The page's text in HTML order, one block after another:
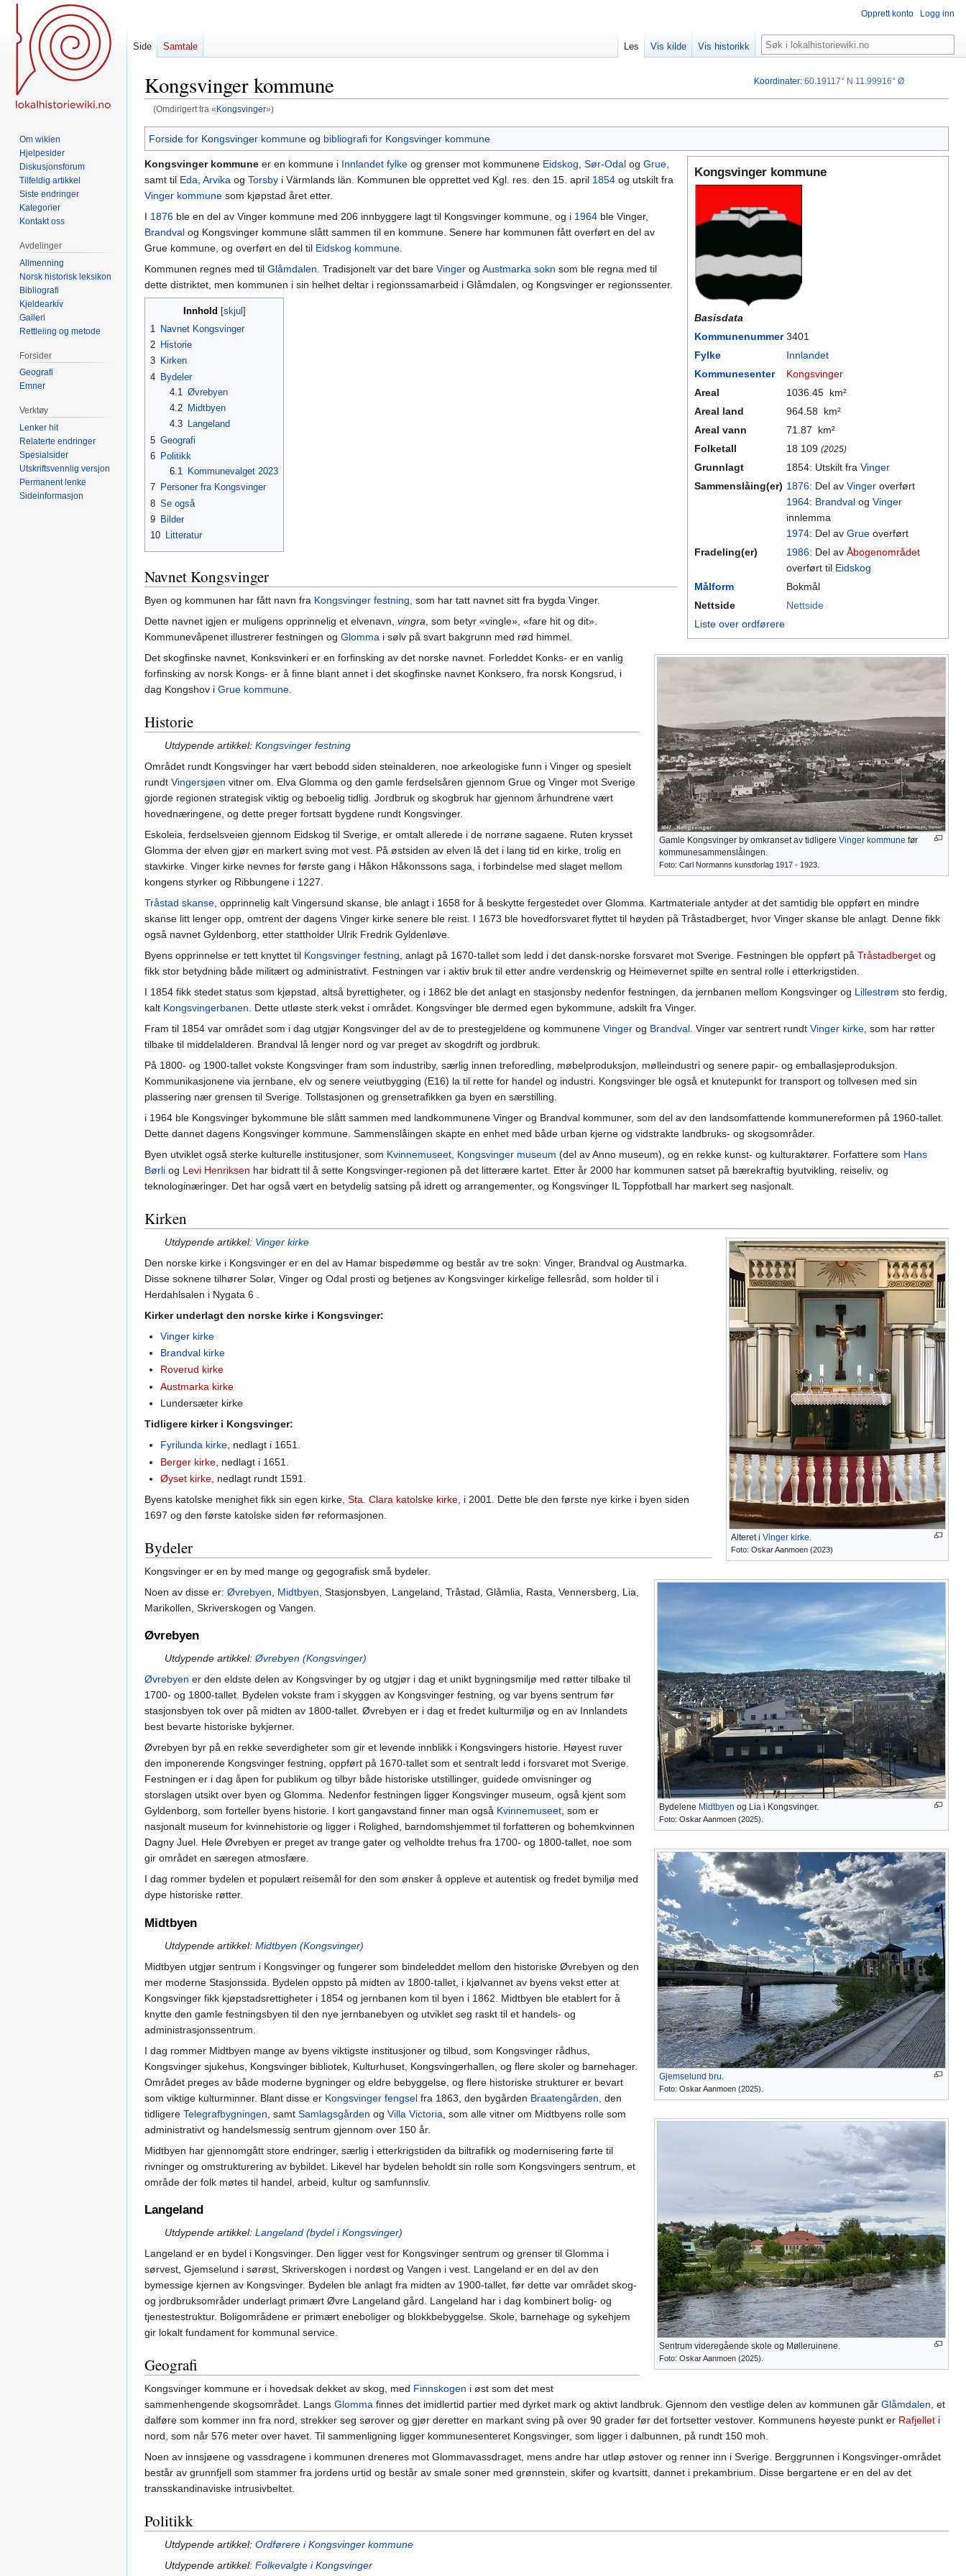
Kongsvinger kommune
(Omdirigert fra « Kongsvinger»)
Hopp
til
navigering
Hopp
til
søk
Forside for Kongsvinger kommune og bibliografi for Kongsvinger kommune
Kongsvinger kommune
Basisdata
Kommunenummer 3401
Fylke
Innlandet
Kommunesenter
Kongsvinger
Areal
1036.45 km²
Areal land
964.58 km²
Areal vann
71.87 km²
Folketall
18 109 (2025)
Grunnlagt 1854: Utskilt fra Vinger
Sammenslåing(er) 1876: Del av Vinger overført
1964: Brandval og Vinger
innlemma
1974: Del av Grue overført
Fradeling(er)
1986: Del av Åbogenområdet
overført til Eidskog
Målform
Bokmål
Nettside
Nettside
Liste over ordførere
Kongsvinger kommune er en kommune i Innlandet fylke og grenser mot kommunene Eidskog Sør-Odal og Grue
samt til Eda Arvika og Torsby i Värmlands län. Kommunen ble opprettet ved Kgl. res. den 15. april 1854 og utskilt fra
Vinger kommune som kjøpstad året etter.
I 1876 ble en del av Vinger kommune med 206 innbyggere lagt til Kongsvinger kommune, og i 1964 ble Vinger,
Brandval og Kongsvinger kommune slått sammen til en kommune. Senere har kommunen fått overført en del av
Grue kommune, og overført en del til Eidskog kommune
Kommunen regnes med til Glåmdalen . Tradisjonelt var det bare Vinger og Austmarka sokn som ble regna med til
dette distriktet, men kommunen i sin helhet deltar i regionssamarbeid i Glåmdalen, og Kongsvinger er regionssenter.
Gamle Kongsvinger by omkranset av tidligere Vinger kommune før
kommunesammenslåingen.
Foto: Carl Normanns kunstforlag 1917 - 1923.
Innhold
1
Navnet Kongsvinger
2 Historie
3 Kirken
4 Bydeler
4.1 Øvrebyen
4.2
Midtbyen
4.3
Langeland
5 Geografi
6 Politikk
6.1
Kommunevalget 2023
7 Personer fra Kongsvinger
8 Se også
9 Bilder
10 Litteratur
Navnet Kongsvinger
Byen og kommunen har fått navn fra Kongsvinger festning , som har tatt navnet sitt fra bygda Vinger.
Dette navnet igjen er muligens opprinnelig et elvenavn, vingra , som betyr «vingle», «fare hit og dit».
Kommunevåpenet illustrerer festningen og Glomma i sølv på svart bakgrunn med rød himmel.
Det skogfinske navnet, Konksvinkeri er en forfinsking av det norske navnet. Forleddet Konks- er en vanlig
forfinsking av norsk Kongs- er å finne blant annet i det skogfinske navnet Konksero, fra norsk Kongsrud, i
dag Kongshov i Grue kommune
Historie
Utdypende artikkel: Kongsvinger festning
Området rundt Kongsvinger har vært bebodd siden steinalderen, noe arkeologiske funn i Vinger og spesielt
rundt Vingersjøen vitner om. Elva Glomma og den gamle ferdselsåren gjennom Grue og Vinger mot Sverige
gjorde regionen strategisk viktig og beboelig tidlig. Jordbruk og skogbruk har gjennom århundrene vært
hovednæringene, og dette preger fortsatt bygdene rundt Kongsvinger.
Eskoleia, ferdselsveien gjennom Eidskog til Sverige, er omtalt allerede i de norrøne sagaene. Ruten krysset
Glomma der elven gjør en markert sving mot vest. På østsiden av elven lå det i lang tid en kirke, trolig en
stavkirke. Vinger kirke nevnes for første gang i Håkon Håkonssons saga, i forbindelse med slaget mellom
kongens styrker og Ribbungene i 1227.
Tråstad skanse , opprinnelig kalt Vingersund skanse, ble anlagt i 1658 for å beskytte fergestedet over Glomma. Kartmateriale antyder at det samtidig ble oppført en mindre
skanse litt lenger opp, omtrent der dagens Vinger kirke senere ble reist. I 1673 ble hovedforsvaret flyttet til høyden på Tråstadberget, hvor Vinger skanse ble anlagt. Denne fikk
også navnet Gyldenborg, etter stattholder Ulrik Fredrik Gyldenløve.
Byens opprinnelse er tett knyttet til Kongsvinger festning , anlagt på 1670-tallet som ledd i det dansk-norske forsvaret mot Sverige. Festningen ble oppført på Tråstadberget og
fikk stor betydning både militært og administrativt. Festningen var i aktiv bruk til etter andre verdenskrig og Heimevernet spilte en sentral rolle i etterkrigstiden.
I 1854 fikk stedet status som kjøpstad, altså byrettigheter, og i 1862 ble det anlagt en stasjonsby nedenfor festningen, da jernbanen mellom Kongsvinger og Lillestrøm sto ferdig,
kalt Kongsvingerbanen . Dette utløste sterk vekst i området. Kongsvinger ble dermed egen bykommune, adskilt fra Vinger.
Fram til 1854 var området som i dag utgjør Kongsvinger del av de to prestegjeldene og kommunene Vinger og Brandval . Vinger var sentrert rundt Vinger kirke , som har røtter
tilbake til middelalderen. Brandval lå lenger nord og var preget av skogdrift og jordbruk.
På 1800- og 1900-tallet vokste Kongsvinger fram som industriby, særlig innen treforedling, møbelproduksjon, mølleindustri og senere papir- og emballasjeproduksjon.
Kommunikasjonene via jernbane, elv og senere veiutbygging (E16) la til rette for handel og industri. Kongsvinger ble også et knutepunkt for transport og tollvesen med sin
plassering nær grensen til Sverige. Tollstasjonen og grensetrafikken ga byen en særstilling.
i 1964 ble Kongsvinger bykommune ble slått sammen med landkommunene Vinger og Brandval kommuner, som del av den landsomfattende kommunereformen på 1960-tallet.
Dette dannet dagens Kongsvinger kommune. Sammenslåingen skapte en enhet med både urban kjerne og vidstrakte landbruks- og skogsområder.
Byen utviklet også sterke kulturelle institusjoner, som Kvinnemuseet Kongsvinger museum (del av Anno museum), og en rekke kunst- og kulturaktører. Forfattere som Hans
Børli og Levi Henriksen har bidratt til å sette Kongsvinger-regionen på det litterære kartet. Etter år 2000 har kommunen satset på bærekraftig byutvikling, reiseliv, og
teknologinæringer. Det har også vært en betydelig satsing på idrett og arrangementer, og Kongsvinger IL Toppfotball har markert seg nasjonalt.
Kirken
Alteret i Vinger kirke.
Foto: Oskar Aanmoen (2023)
Utdypende artikkel: Vinger kirke
Den norske kirke i Kongsvinger er en del av Hamar bispedømme og består av tre sokn: Vinger, Brandval og Austmarka.
Disse soknene tilhører Solør, Vinger og Odal prosti og betjenes av Kongsvinger kirkelige fellesråd, som holder til i
Herdahlsalen i Nygata 6 .
Kirker underlagt den norske kirke i Kongsvinger:
Vinger kirke
Brandval kirke
Roverud kirke
Austmarka kirke
Lundersæter kirke
Tidligere kirker i Kongsvinger:
Fyrilunda kirke, nedlagt i 1651.
Berger kirke , nedlagt i 1651.
Øyset kirke , nedlagt rundt 1591.
Byens katolske menighet fikk sin egen kirke, Sta. Clara katolske kirke , i 2001. Dette ble den første nye kirke i byen siden
1697 og den første katolske siden før reformasjonen.
Bydeler
Bydelene Midtbyen og Lia i Kongsvinger.
Foto: Oskar Aanmoen (2025).
Gjemselund bru.
Foto: Oskar Aanmoen (2025).
Sentrum videregående skole og Mølleruinene.
Foto: Oskar Aanmoen (2025).
Kongsvinger er en by med mange og gegografisk små bydeler.
Noen av disse er: Øvrebyen Midtbyen , Stasjonsbyen, Langeland, Tråstad, Glåmlia, Rasta, Vennersberg, Lia,
Marikollen, Skriverskogen og Vangen.
Øvrebyen
Utdypende artikkel: Øvrebyen (Kongsvinger)
Øvrebyen er den eldste delen av Kongsvinger by og utgjør i dag et unikt bygningsmiljø med røtter tilbake til
1700- og 1800-tallet. Bydelen vokste fram i skyggen av Kongsvinger festning, og var byens sentrum før
stasjonsbyen tok over på midten av 1800-tallet. Øvrebyen er i dag et fredet kulturmiljø og en av Innlandets
best bevarte historiske bykjerner.
Øvrebyen byr på en rekke severdigheter som gir et levende innblikk i Kongsvingers historie. Høyest ruver
den imponerende Kongsvinger festning, oppført på 1670-tallet som et sentralt ledd i forsvaret mot Sverige.
Festningen er i dag åpen for publikum og tilbyr både historiske utstillinger, guidede omvisninger og
storslagen utsikt over byen og Glomma. Nedenfor festningen ligger Kongsvinger museum, også kjent som
Gyldenborg, som forteller byens historie. I kort gangavstand finner man også Kvinnemuseet, som er
nasjonalt museum for kvinnehistorie og ligger i Rolighed, barndomshjemmet til forfatteren og bohemkvinnen
Dagny Juel. Hele Øvrebyen er preget av trange gater og velholdte trehus fra 1700- og 1800-tallet, noe som
gir området en særegen atmosfære.
I dag rommer bydelen et populært reisemål for den som ønsker å oppleve et autentisk og fredet bymiljø med
dype historiske røtter.
Midtbyen
Utdypende artikkel: Midtbyen (Kongsvinger)
Midtbyen utgjør sentrum i Kongsvinger og fungerer som bindeleddet mellom den historiske Øvrebyen og den
mer moderne Stasjonssida. Bydelen oppsto på midten av 1800-tallet, i kjølvannet av byens vekst etter at
Kongsvinger fikk kjøpstadsrettigheter i 1854 og jernbanen kom til byen i 1862. Midtbyen ble etablert for å
knytte den gamle festningsbyen til den nye jernbanebyen og utviklet seg raskt til et handels- og
administrasjonssentrum.
I dag rommer Midtbyen mange av byens viktigste institusjoner og tilbud, som Kongsvinger rådhus,
Kongsvinger sjukehus, Kongsvinger bibliotek, Kulturhuset, Kongsvingerhallen, og flere skoler og barnehager.
Området preges av både moderne bygninger og eldre bebyggelse, og flere historiske strukturer er bevart
som viktige kulturminner. Blant disse er Kongsvinger fengsel fra 1863, den bygården Braatengården , den
tidligere Telegrafbygningen , samt Samlagsgården og Villa Victoria , som alle vitner om Midtbyens rolle som
administrativt og handelsmessig sentrum gjennom over 150 år.
Midtbyen har gjennomgått store endringer, særlig i etterkrigstiden da biltrafikk og modernisering førte til
rivninger og omstrukturering av bybildet. Likevel har bydelen beholdt sin rolle som Kongsvingers sentrum, et
område der folk møtes til handel, arbeid, kultur og samfunnsliv.
Langeland
Utdypende artikkel: Langeland (bydel i Kongsvinger)
Langeland er en bydel i Kongsvinger. Den ligger vest for Kongsvinger sentrum og grenser til Glomma i
sørvest, Gjemselund i sørøst, Skriverskogen i nordøst og Vangen i vest. Langeland er en del av den
bymessige kjernen av Kongsvinger. Bydelen ble anlagt fra midten av 1900-tallet, før dette var området skog-
og jordbruksområder underlagt primært Øvre Langeland gård. Langeland har i dag kombinert bolig- og
tjenestestruktur. Boligområdene er primært eneboliger og blokkbebyggelse. Skole, barnehage og sykehjem
gir lokalt fundament for kommunal service.
Geografi
Kongsvinger kommune er i hovedsak dekket av skog, med Finnskogen i øst som det mest
sammenhengende skogsområdet. Langs Glomma finnes det imidlertid partier med dyrket mark og aktivt landbruk. Gjennom den vestlige delen av kommunen går Glåmdalen , et
dalføre som kommer inn fra nord, strekker seg sørover og gjør deretter en markant sving på over 90 grader før det fortsetter vestover. Kommunens høyeste punkt er Rafjellet i
nord, som når 576 meter over havet. Til sammenligning ligger kommunesenteret Kongsvinger, som ligger i dalbunnen, på rundt 150 moh.
Noen av innsjøene og vassdragene i kommunen dreneres mot Glommavassdraget, mens andre har utløp østover og renner inn i Sverige. Berggrunnen i Kongsvinger-området
består av grunnfjell som stammer fra jordens urtid og består av smale soner med grønnstein, skifer og kvartsitt, dannet i prekambrium. Disse bergartene er en del av det
transskandinaviske intrusivbeltet.
Politikk
Utdypende artikkel: Ordførere i Kongsvinger kommune
Utdypende artikkel: Folkevalgte i Kongsvinger
Koordinater:60.19117° N 11.99916° Ø
Opprett konto Logg inn
Side Samtale Les Vis kilde Vis historikk Søk
Om wikien
Hjelpesider
Diskusjonsforum
Tilfeldig artikkel
Siste endringer
Kategorier
Kontakt oss
Avdelinger
Allmenning
Norsk historisk leksikon
Bibliografi
Kjeldearkiv
Galleri
Rettleiing og metode
Forsider
Geografi
Emner
Verktøy
Lenker hit
Relaterte endringer
Spesialsider
Utskriftsvennlig versjon
Permanent lenke
Sideinformasjon